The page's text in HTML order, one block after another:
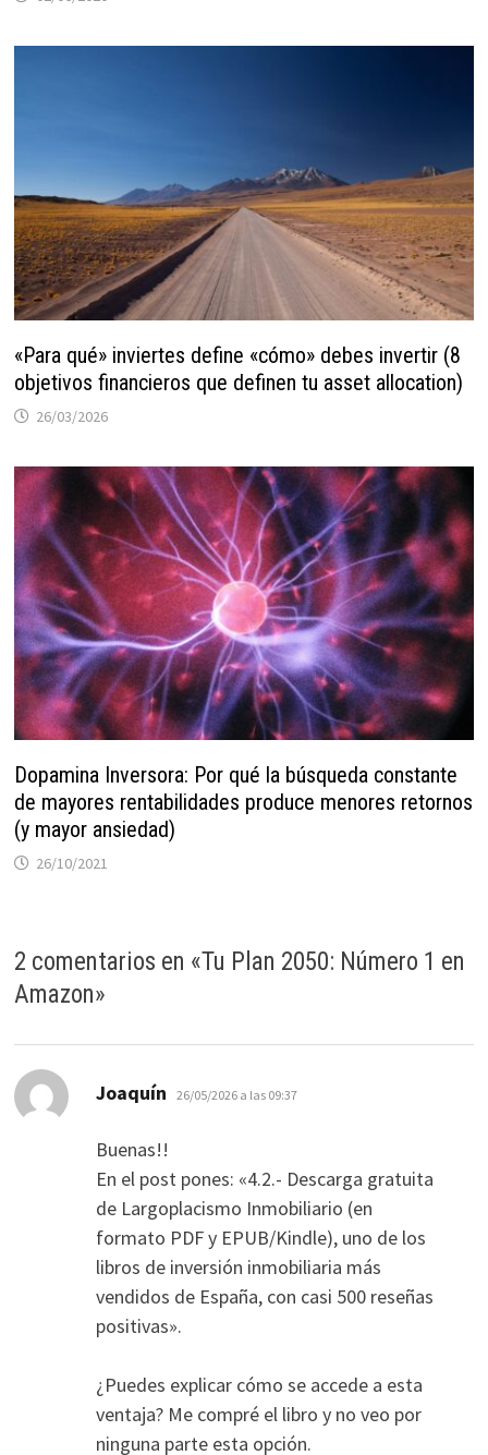
«Para qué» inviertes define «cómo» debes invertir (8
objetivos financieros que definen tu asset allocation)
26/03/2026
Dopamina Inversora: Por qué la búsqueda constante
de mayores rentabilidades produce menores retornos
(y mayor ansiedad)
26/10/2021
2 comentarios en «Tu Plan 2050: Número 1 en
Amazon»
Joaquín dice:
26/05/2026 a las 09:37
Buenas!!
En el post pones: «4.2.- Descarga gratuita
de Largoplacismo Inmobiliario (en
formato PDF y EPUB/Kindle), uno de los
libros de inversión inmobiliaria más
vendidos de España, con casi 500 reseñas
positivas».
¿Puedes explicar cómo se accede a esta
ventaja? Me compré el libro y no veo por
ninguna parte esta opción.